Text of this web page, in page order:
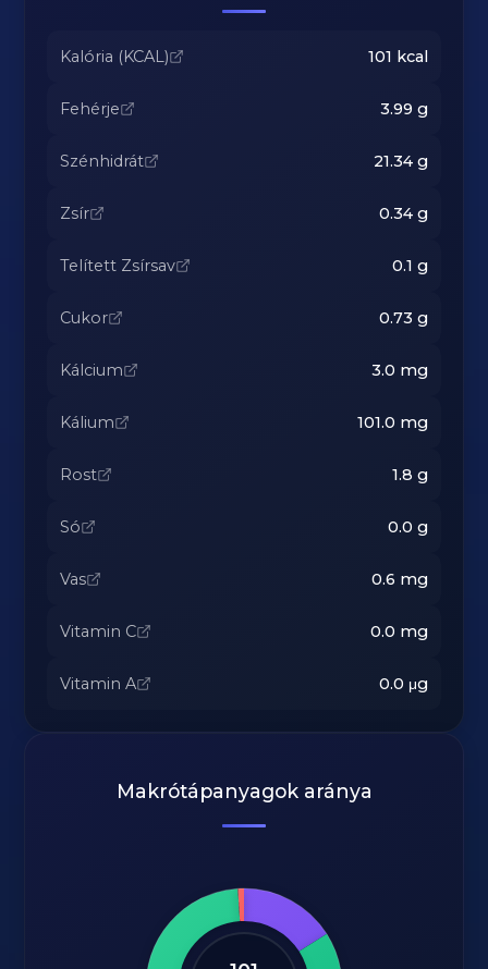
Kalória (KCAL) 101 kcal
Fehérje 3.99 g
Szénhidrát 21.34g
Zsír 0.34g
Telített Zsírsav 0.1 g
Cukor 0.73 g
Kálcium 3.0 mg
Kálium 101.0 mg
Rost 1.8 g
Só 0.0 g
Vas 0.6 mg
Vitamin C 0.0 mg
Vitamin A 0.0 μg
Makrótápanyagok aránya